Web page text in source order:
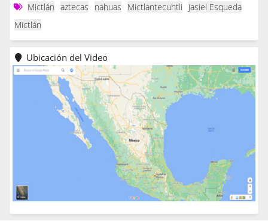
Mictlán aztecas nahuas Mictlantecuhtli
Jasiel Esqueda
Mictlán
Ubicación del Video